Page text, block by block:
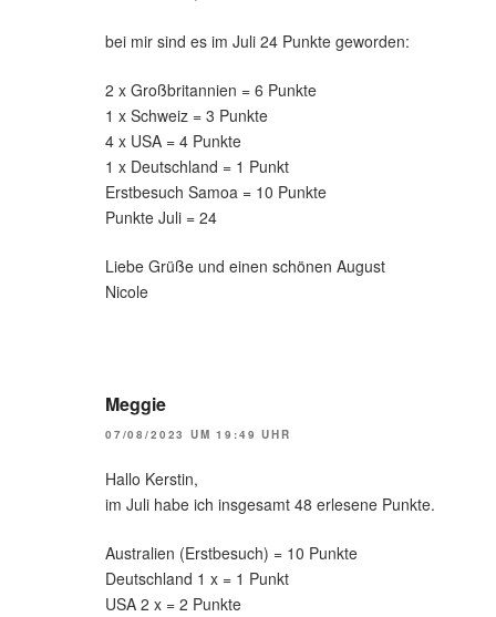
bei mir sind es im Juli 24 Punkte geworden:
2 x Großbritannien = 6 Punkte
1 x Schweiz = 3 Punkte
4 x USA = 4 Punkte
1 x Deutschland = 1 Punkt
Erstbesuch Samoa = 10 Punkte
Punkte Juli = 24
Liebe Grüße und einen schönen August
Nicole
Meggie
07/08/2023 UM 19:49 UHR
Hallo Kerstin,
im Juli habe ich insgesamt 48 erlesene Punkte.
Australien (Erstbesuch) = 10 Punkte
Deutschland 1 x = 1 Punkt
USA 2 x = 2 Punkte